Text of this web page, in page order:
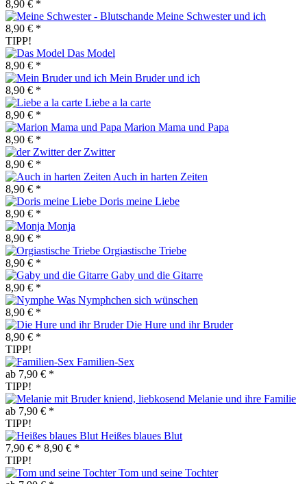
8,90 € *
Meine Schwester und ich
8,90 € *
TIPP!
Das Model
8,90 € *
Mein Bruder und ich
8,90 € *
Liebe a la carte
8,90 € *
Marion Mama und Papa
8,90 € *
der Zwitter
8,90 € *
Auch in harten Zeiten
8,90 € *
Doris meine Liebe
8,90 € *
Monja
8,90 € *
Orgiastische Triebe
8,90 € *
Gaby und die Gitarre
8,90 € *
Was Nymphchen sich wünschen
8,90 € *
Die Hure und ihr Bruder
8,90 € *
TIPP!
Familien-Sex
ab 7,90 € *
TIPP!
Melanie und ihre Familie
ab 7,90 € *
TIPP!
Heißes blaues Blut
7,90 € * 8,90 € *
TIPP!
Tom und seine Tochter